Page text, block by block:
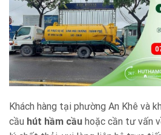
Khách hàng tại phường An Khê và
cầu hút hầm cầu hoặc cần tư vấn